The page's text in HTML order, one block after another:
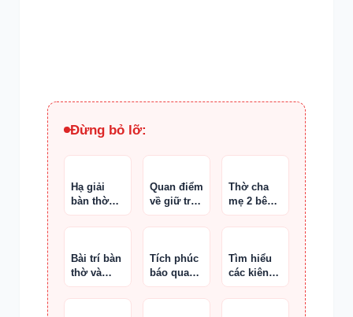
Đừng bỏ lỡ:
Hạ giải
bàn thờ
Thần Tài
cũ
Quan điểm
về giữ tro
cốt trong
nhà
Thờ cha
mẹ 2 bên
trong cùng
một nhà
Bài trí bàn
thờ và
cắm
hương
Tích phúc
báo quan
trọng hơn
tiền bạc
Tìm hiểu
các kiêng
kỵ quan
trọng